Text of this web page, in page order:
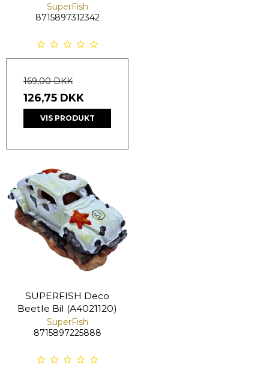
SuperFish
8715897312342
169,00 DKK
126,75 DKK
VIS PRODUKT
SUPERFISH Deco
Beetle Bil (A4021120)
SuperFish
8715897225888